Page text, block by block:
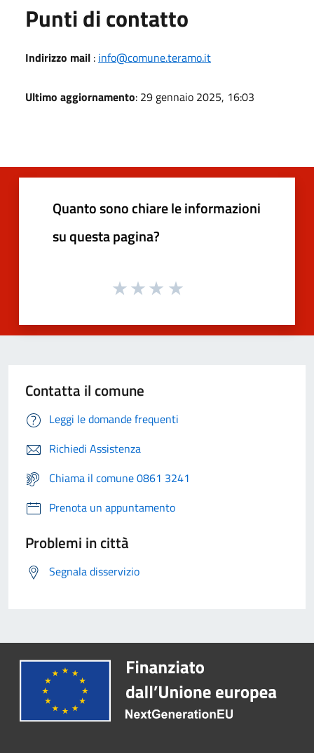
Punti di contatto
Indirizzo mail : info@comune.teramo.it
Ultimo aggiornamento: 29 gennaio 2025, 16:03
Quanto sono chiare le informazioni
su questa pagina?
Contatta il comune
Leggi le domande frequenti
Richiedi Assistenza
Chiama il comune 0861 3241
Prenota un appuntamento
Problemi in città
Segnala disservizio